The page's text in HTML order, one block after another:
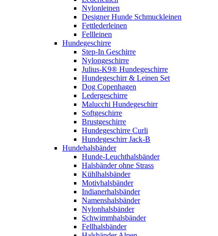
Nylonleinen
Designer Hunde Schmuckleinen
Fettlederleinen
Fellleinen
Hundegeschirre
Step-In Geschirre
Nylongeschirre
Julius-K9® Hundegeschirre
Hundegeschirr & Leinen Set
Dog Copenhagen
Ledergeschirre
Malucchi Hundegeschirr
Softgeschirre
Brustgeschirre
Hundegeschirre Curli
Hundegeschirr Jack-B
Hundehalsbänder
Hunde-Leuchthalsbänder
Halsbänder ohne Strass
Kühlhalsbänder
Motivhalsbänder
Indianerhalsbänder
Namenshalsbänder
Nylonhalsbänder
Schwimmhalsbänder
Fellhalsbänder